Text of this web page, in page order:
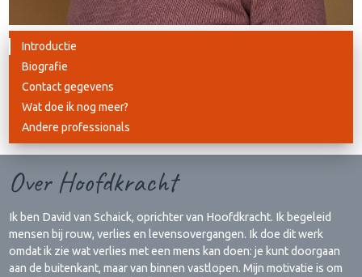
Introductie
Biografie
Contact gegevens
Wat doe ik nog meer?
Andere professionals
Over Hoofdkracht
Ik ben David van Schaick, oprichter van Hoofdkracht. Ik begeleid
mensen bij rouw, verlies en levensovergangen. Ik doe dit werk
omdat ik zie wat verlies met een mens kan doen: je kunt doorgaan
aan de buitenkant, maar van binnen vastlopen. Mijn motivatie is om